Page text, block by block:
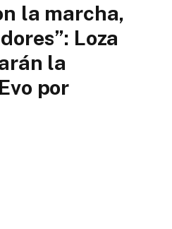
la marcha,
Loza
la
por